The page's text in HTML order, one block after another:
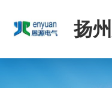
扬